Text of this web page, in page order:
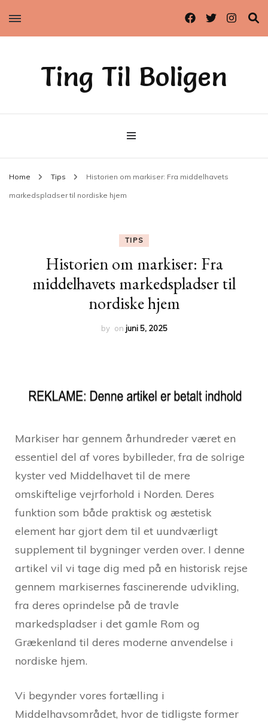
Ting Til Boligen
Home Tips Historien om markiser: Fra middelhavets
markedspladser til nordiske hjem
TIPS
Historien om markiser: Fra
middelhavets markedspladser til
nordiske hjem
by on juni 5, 2025
Markiser har gennem århundreder været en
essentiel del af vores bybilleder, fra de solrige
kyster ved Middelhavet til de mere
omskiftelige vejrforhold i Norden. Deres
funktion som både praktisk og æstetisk
element har gjort dem til et uundværligt
supplement til bygninger verden over. I denne
artikel vil vi tage dig med på en historisk rejse
gennem markisernes fascinerende udvikling,
fra deres oprindelse på de travle
markedspladser i det gamle Rom og
Grækenland til deres moderne anvendelse i
nordiske hjem.
Vi begynder vores fortælling i
Middelhavsområdet, hvor de tidligste former